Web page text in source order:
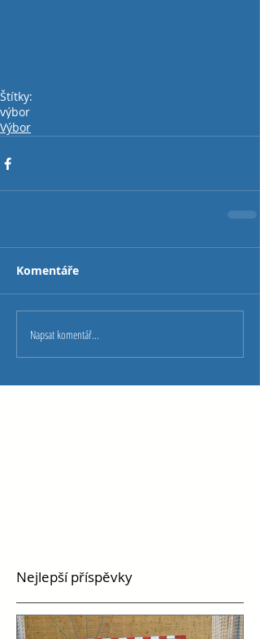
Štítky:
výbor
Výbor
Komentáře
Napsat komentář...
Nejlepší příspěvky